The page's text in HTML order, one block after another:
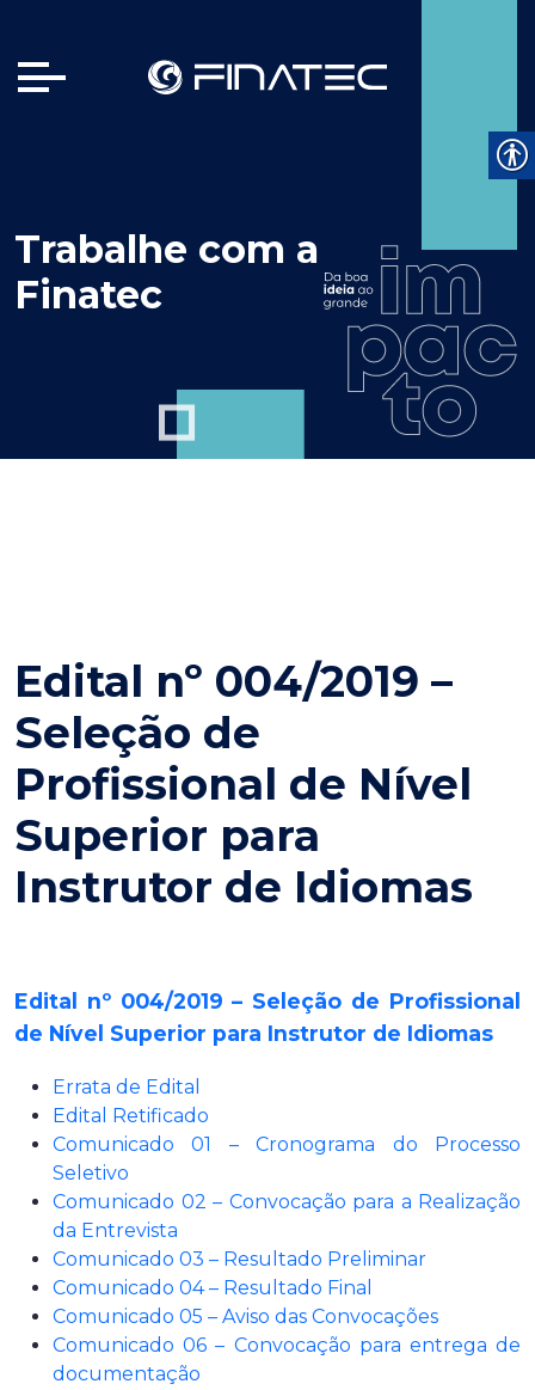
Trabalhe com a
Finatec
Edital nº 004/2019 –
Seleção de
Profissional de Nível
Superior para
Instrutor de Idiomas
Edital nº 004/2019 – Seleção de Profissional
de Nível Superior para Instrutor de Idiomas
Errata de Edital
Edital Retificado
Comunicado 01 – Cronograma do Processo
Seletivo
Comunicado 02 – Convocação para a Realização
da Entrevista
Comunicado 03 – Resultado Preliminar
Comunicado 04 – Resultado Final
Comunicado 05 – Aviso das Convocações
Comunicado 06 – Convocação para entrega de
documentação